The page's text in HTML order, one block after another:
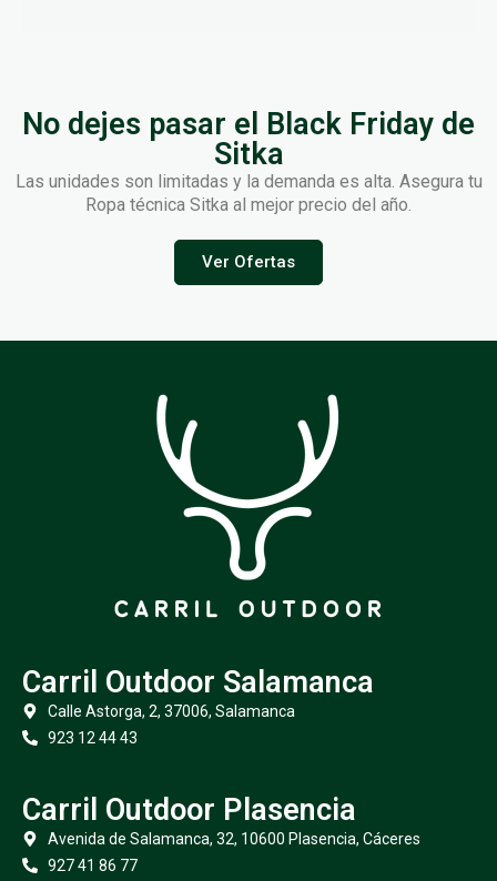
No dejes pasar el Black Friday de
Sitka
Las unidades son limitadas y la demanda es alta. Asegura tu
Ropa técnica Sitka al mejor precio del año.
Ver Ofertas
Carril Outdoor Salamanca
Calle Astorga, 2, 37006, Salamanca
923 12 44 43
Carril Outdoor Plasencia
Avenida de Salamanca, 32, 10600 Plasencia, Cáceres
927 41 86 77